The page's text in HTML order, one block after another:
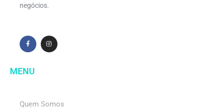
negócios.
MENU
Quem Somos